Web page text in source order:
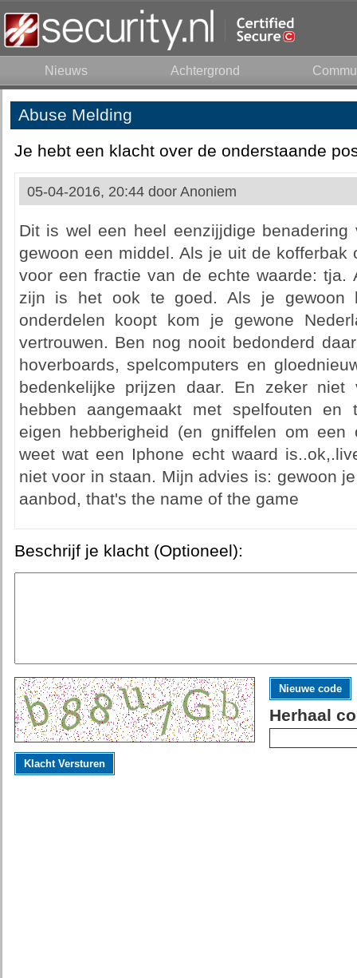
Nieuws Achtergrond
Abuse Melding
Je hebt een klacht over de onderstaande
05-04-2016, 20:44 door Anoniem
Dit is wel een heel eenzijjdige
gewoon een middel. Als je uit de
voor een fractie van de echte waarde:
zijn is het ook te goed. Als je gewoon
onderdelen koopt kom je gewone
vertrouwen. Ben nog nooit bedonderd
hoverboards, spelcomputers en
bedenkelijke prijzen daar. En zeker
hebben aangemaakt met spelfouten en
eigen hebberigheid (en gniffelen om een
weet wat een Iphone echt waard
niet voor in staan. Mijn advies is: gewoon
aanbod, that's the name of the game
Beschrijf je klacht (Optioneel):
Nieuwe code
Herhaal
Klacht Versturen